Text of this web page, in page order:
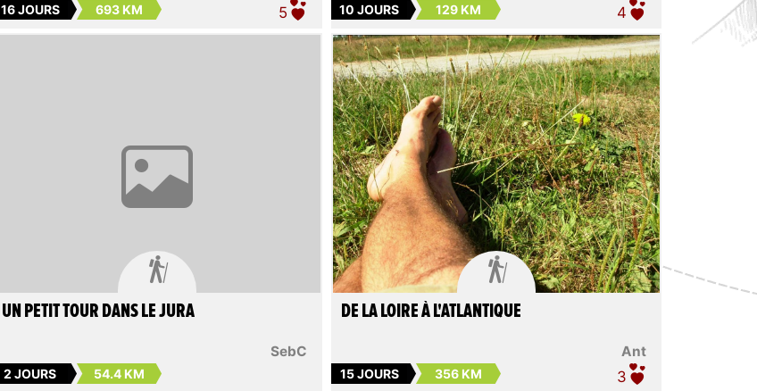
16 JOURS 693 KM 5 10 JOURS 129 KM 4

SebC
UN PETIT TOUR DANS LE JURA
2 JOURS 54.4 KM

Ant
DE LA LOIRE À L'ATLANTIQUE
15 JOURS 356 KM 3